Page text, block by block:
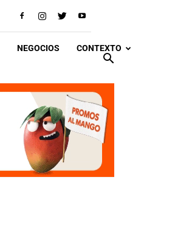
NEGOCIOS CONTEXTO